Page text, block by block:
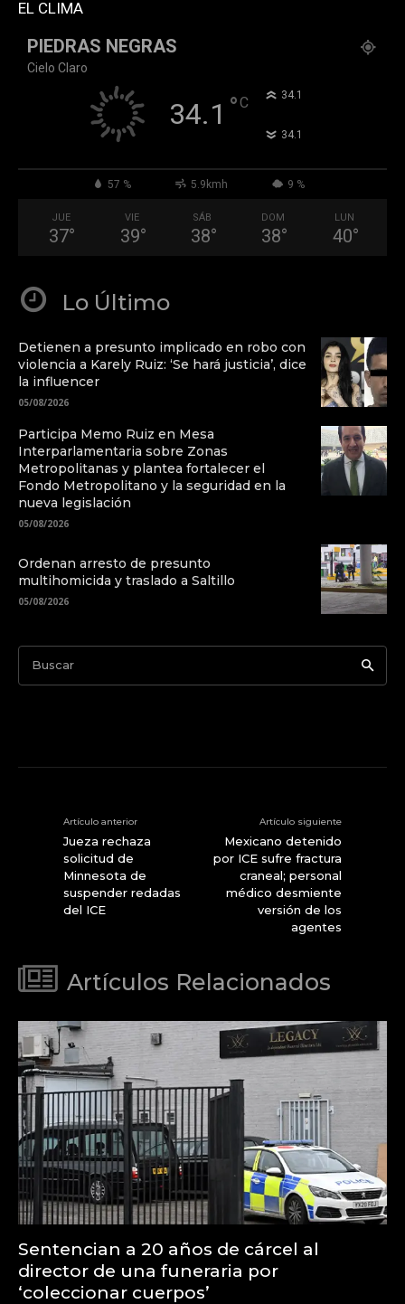
EL CLIMA
PIEDRAS NEGRAS
Cielo Claro
34.1 °C 34.1
34.1
57 % 5.9kmh 9 %
JUE
37°
VIE
39°
SÁB
38°
DOM
38°
LUN
40°
Lo Último
Detienen a presunto implicado en robo con
violencia a Karely Ruiz: ‘Se hará justicia’, dice
la influencer
05/08/2026
Participa Memo Ruiz en Mesa
Interparlamentaria sobre Zonas
Metropolitanas y plantea fortalecer el
Fondo Metropolitano y la seguridad en la
nueva legislación
05/08/2026
Ordenan arresto de presunto
multihomicida y traslado a Saltillo
05/08/2026
Buscar
Artículo anterior
Jueza rechaza
solicitud de
Minnesota de
suspender redadas
del ICE
Artículo siguiente
Mexicano detenido
por ICE sufre fractura
craneal; personal
médico desmiente
versión de los
agentes
Artículos Relacionados
Sentencian a 20 años de cárcel al
director de una funeraria por
‘coleccionar cuerpos’